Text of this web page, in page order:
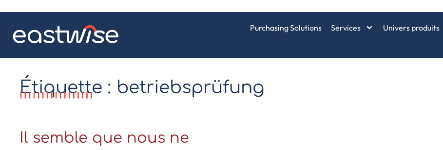
Purchasing Solutions Services Univers produits
Étiquette : betriebsprüfung
Il semble que nous ne